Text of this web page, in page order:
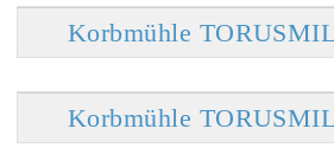
Korbmühle
Korbmühle